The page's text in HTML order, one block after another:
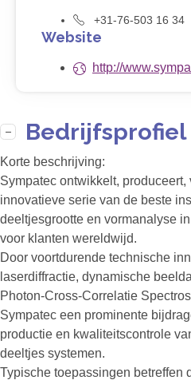
+31-76-503 16 34
Website
http://
Bedrijfsprofiel
Korte beschrijving:
Sympatec ontwikkelt,
innovatieve serie van de beste
deeltjesgrootte en vormanalyse
voor klanten wereldwijd.
Door voortdurende technische
laserdiffractie, dynamische
Photon-Cross-Correlatie
Sympatec een prominente
productie en kwaliteitscontrole
deeltjes systemen.
Typische toepassingen betreffen